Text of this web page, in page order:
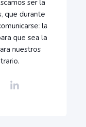
ser la
que durante
la
que sea la
nuestros